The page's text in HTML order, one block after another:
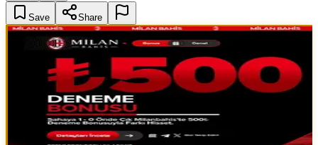
Save Share